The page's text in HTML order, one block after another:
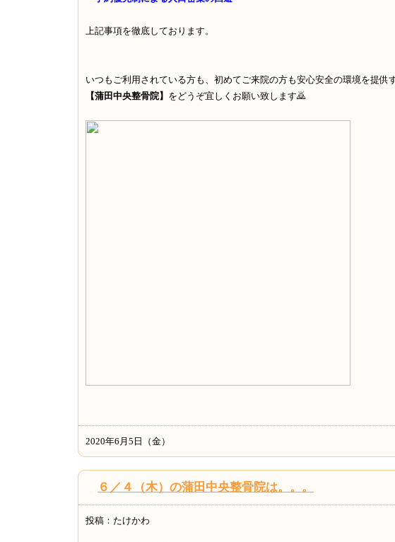
上記事項を徹底しております。
いつもご利用されている方も、初めてご来院の方も安心安全の環境を提供
【蒲田中央整骨院】 をどうぞ宜しくお願い致します🙇
2020年6月5日（金）
６／４（木）の蒲田中央整骨院は。。。
投稿：たけかわ